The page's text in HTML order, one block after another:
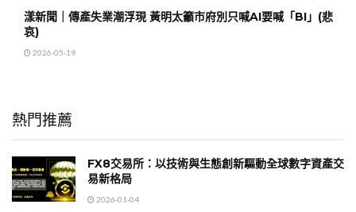
漾新聞｜傳產失業潮浮現 黃明太籲市府別只喊AI要喊「BI」(悲
哀)
2026-05-19
熱門推薦
FX8交易所：以技術與生態創新驅動全球數字資產交
易新格局
2026-01-04